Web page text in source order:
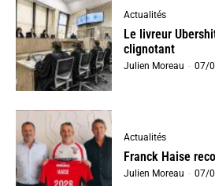
Actualités
Le livreur
clignotant
Julien Moreau - 07/
Actualités
Franck Haise
Julien Moreau - 07/